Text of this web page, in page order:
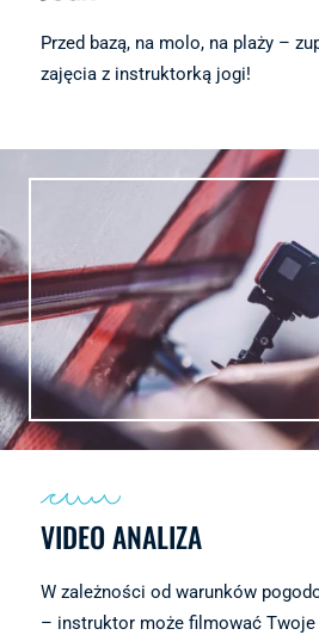
Przed bazą, na molo, na plaży –
zajęcia z instruktorką jogi!
VIDEO ANALIZA
W zależności od warunków
– instruktor może filmować Twoje